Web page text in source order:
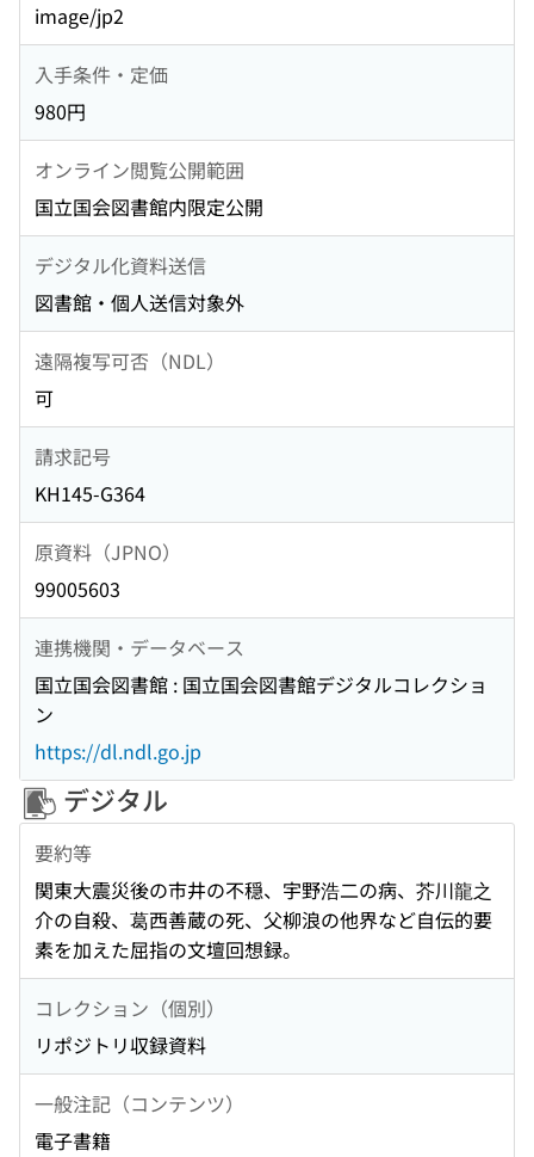
image/jp2
入手条件・定価
980円
オンライン閲覧公開範囲
国立国会図書館内限定公開
デジタル化資料送信
図書館・個人送信対象外
遠隔複写可否（NDL）
可
請求記号
KH145-G364
原資料（JPNO）
99005603
連携機関・データベース
国立国会図書館 : 国立国会図書館デジタルコレクショ
ン
https://dl.ndl.go.jp
デジタル
要約等
関東大震災後の市井の不穏、宇野浩二の病、芥川龍之
介の自殺、葛西善蔵の死、父柳浪の他界など自伝的要
素を加えた屈指の文壇回想録。
コレクション（個別）
リポジトリ収録資料
一般注記（コンテンツ）
電子書籍